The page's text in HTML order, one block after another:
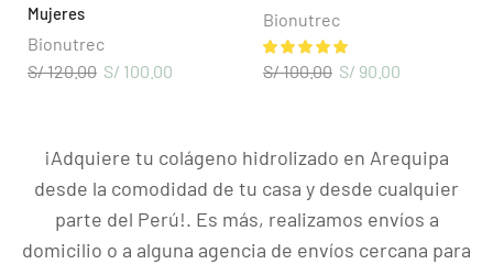
Mujeres
Bionutrec
S/120.00 S/ 100.00
Bionutrec
S/100.00 S/ 90.00
¡Adquiere tu colágeno hidrolizado en Arequipa
desde la comodidad de tu casa y desde cualquier
parte del Perú!. Es más, realizamos envíos a
domicilio o a alguna agencia de envíos cercana para
CONTÁCTENOS